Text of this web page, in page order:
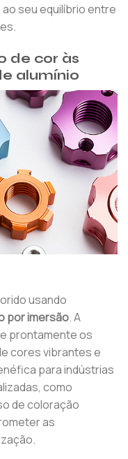
seu equilíbrio entre
de cor às
alumínio
usando
por imersão. A
prontamente os
cores vibrantes e
para indústrias
como
de coloração
as